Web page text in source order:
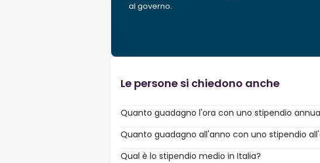
al governo.
Le persone si chiedono anche
Quanto guadagno l'ora con uno stipendio
Quanto guadagno all'anno con uno stipendio
Qual è lo stipendio medio in Italia?